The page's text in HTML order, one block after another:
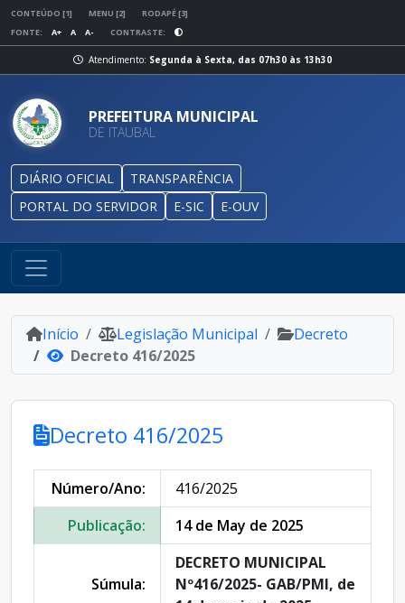
CONTEÚDO [1] MENU [2]
RODAPÉ [3]
FONTE:
A+ A A- CONTRASTE:
Atendimento: Segunda à Sexta, das 07h30 às 13h30
PREFEITURA MUNICIPAL
DE ITAUBAL
DIÁRIO OFICIAL
TRANSPARÊNCIA
PORTAL DO SERVIDOR
E-SIC E-OUV
Início Legislação Municipal
Decreto
Decreto 416/2025
Decreto 416/2025
Número/Ano:
416/2025
Publicação:
14 de May de 2025
Súmula:
DECRETO MUNICIPAL
Nº416/2025- GAB/PMI, de